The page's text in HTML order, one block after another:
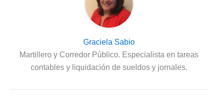
Graciela Sabio
Martillero y Corredor Público. Especialista en tareas
contables y liquidación de sueldos y jornales.